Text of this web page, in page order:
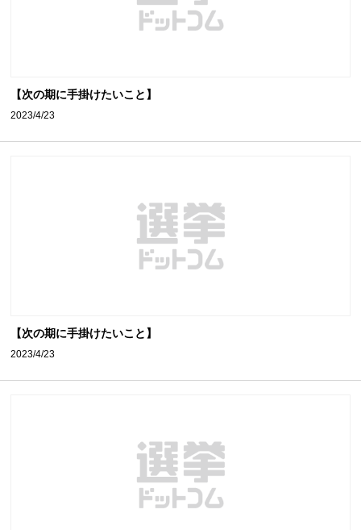
【次の期に手掛けたいこと】
2023/4/23
【次の期に手掛けたいこと】
2023/4/23